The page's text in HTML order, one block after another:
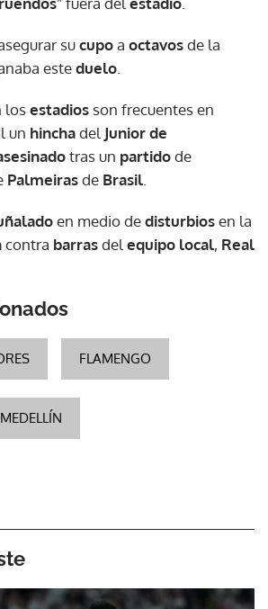
sucupoa octavosde la
esteduelo
losestadios son frecuentes en
un hinchadel Junior de
tras un partidode
Palmeirasde Brasil
en medio dedisturbiosen la
contra barrasdel equipo local, Real
FLAMENGO